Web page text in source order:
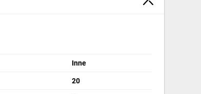
Inne
20